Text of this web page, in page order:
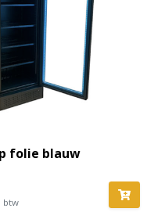
folie blauw
btw